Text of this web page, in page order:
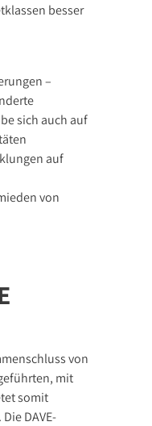
besser
–
sich auch auf
auf
von
von
mit
somit
DAVE-